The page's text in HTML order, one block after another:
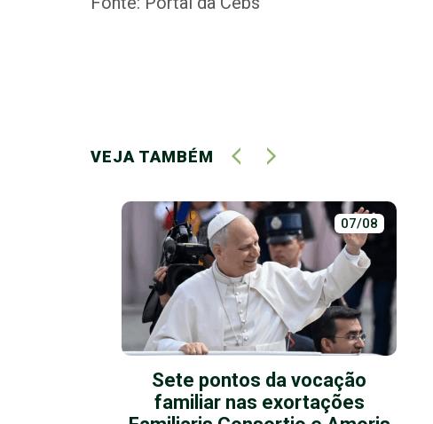
VEJA TAMBÉM
07/08
Sete pontos da vocação
familiar nas exortações